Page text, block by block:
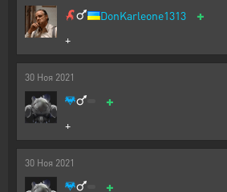
DonKarleone1313 +
+
30 Ноя 2021
+
+
30 Ноя 2021
+